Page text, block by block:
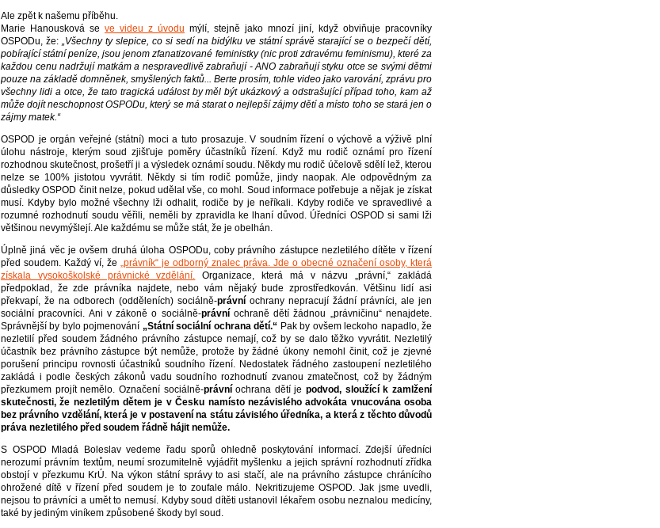
Ale zpět k našemu příběhu.
Marie Hanousková se ve videu z úvodu mýlí, stejně jako mnozí jiní, když obviňuje pracovníky
OSPODu, že: „Všechny ty slepice, co si sedí na bidýlku ve státní správě starající se o bezpečí dětí,
pobírající státní peníze, jsou jenom zfanatizované feministky (nic proti zdravému feminismu), které za
každou cenu nadržují matkám a nespravedlivě zabraňují - ANO zabraňují styku otce se svými dětmi
pouze na základě domněnek, smyšlených faktů... Berte prosím, tohle video jako varování, zprávu pro
všechny lidi a otce, že tato tragická událost by měl být ukázkový a odstrašující případ toho, kam až
může dojít neschopnost OSPODu, který se má starat o nejlepší zájmy dětí a místo toho se stará jen o
zájmy matek.“
OSPOD je orgán veřejné (státní) moci a tuto prosazuje. V soudním řízení o výchově a výživě plní
úlohu nástroje, kterým soud zjišťuje poměry účastníků řízení. Když mu rodič oznámí pro řízení
rozhodnou skutečnost, prošetří ji a výsledek oznámí soudu. Někdy mu rodič účelově sdělí lež, kterou
nelze se 100% jistotou vyvrátit. Někdy si tím rodič pomůže, jindy naopak. Ale odpovědným za
důsledky OSPOD činit nelze, pokud udělal vše, co mohl. Soud informace potřebuje a nějak je získat
musí. Kdyby bylo možné všechny lži odhalit, rodiče by je neříkali. Kdyby rodiče ve spravedlivé a
rozumné rozhodnutí soudu věřili, neměli by zpravidla ke lhaní důvod. Úředníci OSPOD si sami lži
většinou nevymýšlejí. Ale každému se může stát, že je obelhán.
Úplně jiná věc je ovšem druhá úloha OSPODu, coby právního zástupce nezletilého dítěte v řízení
před soudem. Každý ví, že „právník“ je odborný znalec práva. Jde o obecné označení osoby, která
získala vysokoškolské právnické vzdělání. Organizace, která má v názvu „právní,“ zakládá
předpoklad, že zde právníka najdete, nebo vám nějaký bude zprostředkován. Většinu lidí asi
překvapí, že na odborech (odděleních) sociálně-právní ochrany nepracují žádní právníci, ale jen
sociální pracovníci. Ani v zákoně o sociálně-právníochraně dětí žádnou „právničinu“ nenajdete.
Správnější by bylo pojmenování „Státní sociální ochrana dětí.“ Pak by ovšem leckoho napadlo, že
nezletilí před soudem žádného právního zástupce nemají, což by se dalo těžko vyvrátit. Nezletilý
účastník bez právního zástupce být nemůže, protože by žádné úkony nemohl činit, což je zjevné
porušení principu rovnosti účastníků soudního řízení. Nedostatek řádného zastoupení nezletilého
zakládá i podle českých zákonů vadu soudního rozhodnutí zvanou zmatečnost, což by žádným
přezkumem projít nemělo. Označení sociálně-právníochrana dětí jepodvod, sloužící k zamlžení
skutečnosti, že nezletilým dětem je v Česku namísto nezávislého advokáta vnucována osoba
bez právního vzdělání, která je v postavení na státu závislého úředníka, a která z těchto důvodů
práva nezletilého před soudem řádně hájit nemůže.
S OSPOD Mladá Boleslav vedeme řadu sporů ohledně poskytování informací. Zdejší úředníci
nerozumí právním textům, neumí srozumitelně vyjádřit myšlenku a jejich správní rozhodnutí zřídka
obstojí v přezkumu KrÚ. Na výkon státní správy to asi stačí, ale na právního zástupce chránícího
ohrožené dítě v řízení před soudem je to zoufale málo. Nekritizujeme OSPOD. Jak jsme uvedli,
nejsou to právníci a umět to nemusí. Kdyby soud dítěti ustanovil lékařem osobu neznalou medicíny,
také by jediným viníkem způsobené škody byl soud.